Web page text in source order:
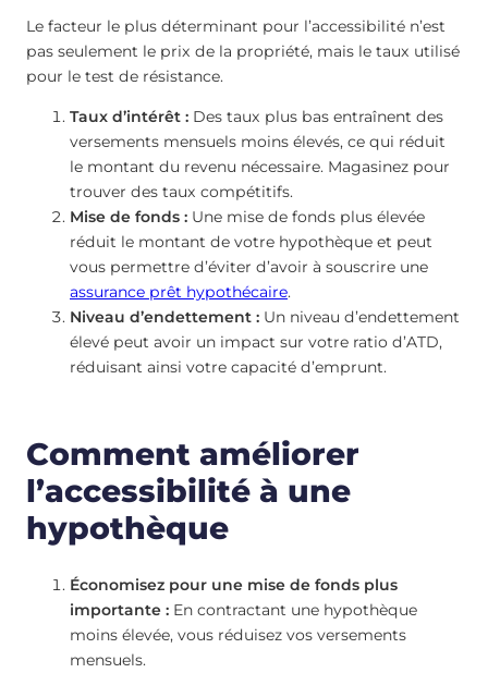
Le facteur le plus déterminant pour l’accessibilité n’est
pas seulement le prix de la propriété, mais le taux utilisé
pour le test de résistance.
Taux d’intérêt : Des taux plus bas entraînent des
versements mensuels moins élevés, ce qui réduit
le montant du revenu nécessaire. Magasinez pour
trouver des taux compétitifs.
Mise de fonds : Une mise de fonds plus élevée
réduit le montant de votre hypothèque et peut
vous permettre d’éviter d’avoir à souscrire une
assurance prêt hypothécaire.
Niveau d’endettement : Un niveau d’endettement
élevé peut avoir un impact sur votre ratio d’ATD,
réduisant ainsi votre capacité d’emprunt.
Comment améliorer
l’accessibilité à une
hypothèque
Économisez pour une mise de fonds plus
importante : En contractant une hypothèque
moins élevée, vous réduisez vos versements
mensuels.